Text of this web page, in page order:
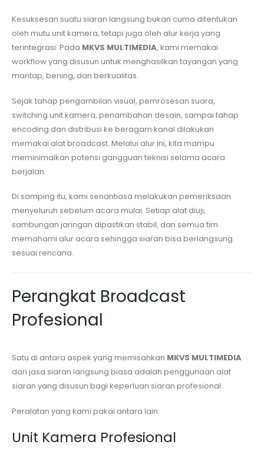
Kesuksesan suatu siaran langsung bukan cuma ditentukan
oleh mutu unit kamera, tetapi juga oleh alur kerja yang
terintegrasi. Pada MKVS MULTIMEDIA, kami memakai
workflow yang disusun untuk menghasilkan tayangan yang
mantap, bening, dan berkualitas.
Sejak tahap pengambilan visual, pemrosesan suara,
switching unit kamera, penambahan desain, sampai tahap
encoding dan distribusi ke beragam kanal dilakukan
memakai alat broadcast. Melalui alur ini, kita mampu
meminimalkan potensi gangguan teknisi selama acara
berjalan.
Di samping itu, kami senantiasa melakukan pemeriksaan
menyeluruh sebelum acara mulai. Setiap alat diuji,
sambungan jaringan dipastikan stabil, dan semua tim
memahami alur acara sehingga siaran bisa berlangsung
sesuai rencana.
Perangkat Broadcast
Profesional
Satu di antara aspek yang memisahkan MKVS MULTIMEDIA
dari jasa siaran langsung biasa adalah penggunaan alat
siaran yang disusun bagi keperluan siaran profesional.
Peralatan yang kami pakai antara lain:
Unit Kamera Profesional